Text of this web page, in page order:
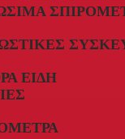
ΕΊΔΗ